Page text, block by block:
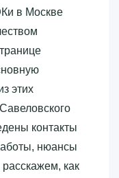
в Москве
этих
контакты
нюансы
как